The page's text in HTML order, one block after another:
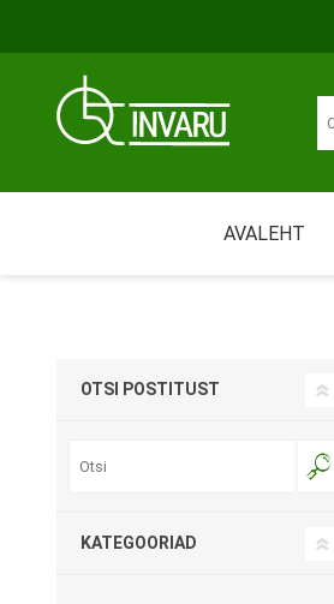
AVALEHT
OTSI POSTITUST
KATEGOORIAD